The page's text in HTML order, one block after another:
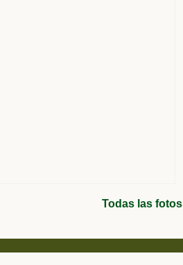
Todas las fotos